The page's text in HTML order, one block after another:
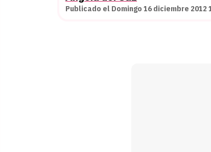
Publicado el Domingo 16 diciembre